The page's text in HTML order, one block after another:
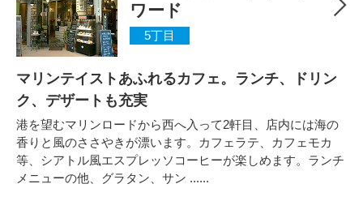
ワード
5丁目
マリンテイストあふれるカフェ。ランチ、ドリン
ク、デザートも充実
港を望むマリンロードから西へ入って2軒目、店内には海の
香りと風のささやきが漂います。カフェラテ、カフェモカ
等、シアトル風エスプレッソコーヒーが楽しめます。ランチ
メニューの他、グラタン、サン ......